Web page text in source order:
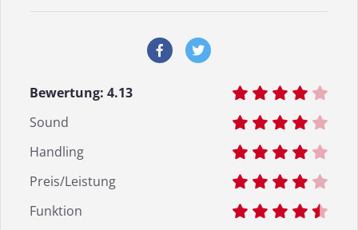
Bewertung: 4.13
Sound
Handling
Preis/Leistung
Funktion